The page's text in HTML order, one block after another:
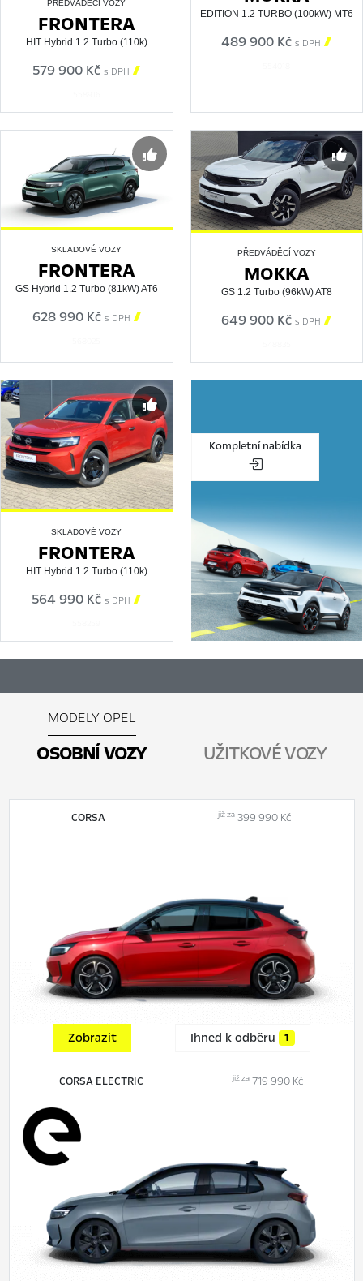
PŘEDVÁDĚCÍ VOZY
FRONTERA
HIT Hybrid 1.2 Turbo (110k)
579 900 Kčs DPH 
EDITION 1.2 TURBO (100kW) MT6
489 900 Kčs DPH 
SKLADOVÉ VOZY
FRONTERA
GS Hybrid 1.2 Turbo (81kW) AT6
628 990 Kč s DPH 
PŘEDVÁDĚCÍ VOZY
MOKKA
GS 1.2 Turbo (96kW) AT8
649 900 Kčs DPH 
SKLADOVÉ VOZY
FRONTERA
HIT Hybrid 1.2 Turbo (110k)
564 990 Kčs DPH 
Kompletní nabídka
MODELY OPEL
OSOBNÍ VOZY UŽITKOVÉ VOZY
CORSA již za 399 990 Kč
Zobrazit Ihned k odběru 1
CORSA ELECTRIC již za719 990 Kč